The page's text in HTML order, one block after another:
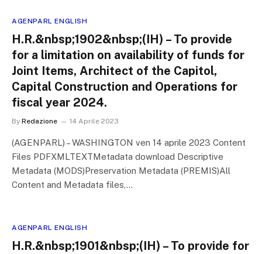
AGENPARL ENGLISH
H.R.&nbsp;1902&nbsp;(IH) – To provide
for a limitation on availability of funds for
Joint Items, Architect of the Capitol,
Capital Construction and Operations for
fiscal year 2024.
By Redazione 14 Aprile 2023
(AGENPARL) – WASHINGTON ven 14 aprile 2023 Content
Files PDFXMLTEXTMetadata download Descriptive
Metadata (MODS)Preservation Metadata (PREMIS)All
Content and Metadata files,…
AGENPARL ENGLISH
H.R.&nbsp;1901&nbsp;(IH) – To provide for